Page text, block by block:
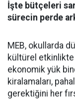
İşte bütçeleri
sürecin perde
​MEB, okullarda
kültürel etkinlikte
ekonomik yük
kiralamaları,
gerektiğini her